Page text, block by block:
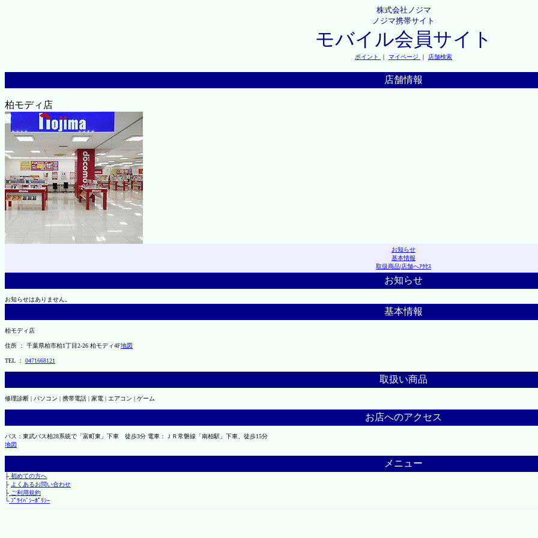
株式会社ノジマ
ノジマ携帯サイト
モバイル会員サイト
ポイント ｜ マイページ ｜ 店舗検索
店舗情報
柏モディ店
お知らせ
基本情報
取扱商品|店舗へｱｸｾｽ
お知らせ
お知らせはありません。
基本情報
柏モディ店
住所 ： 千葉県柏市柏1丁目2-26 柏モディ4F地図
TEL ： 0471668121
取扱い商品
修理診断 | パソコン | 携帯電話 | 家電 | エアコン | ゲーム
お店へのアクセス
バス：東武バス柏28系統で「富町東」下車 徒歩3分 電車：ＪＲ常磐線「南柏駅」下車、徒歩15分
地図
メニュー
├初めての方へ
├ よくあるお問い合わせ
├ご利用規約
└ﾌﾟﾗｲﾊﾞｼｰﾎﾟﾘｼｰ